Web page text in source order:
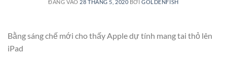
ĐĂNG VÀO 28 THÁNG 5, 2020 BỞIGOLDENFISH
Bằng sáng chế mới cho thấy Apple dự tính mang tai thỏ lên
iPad